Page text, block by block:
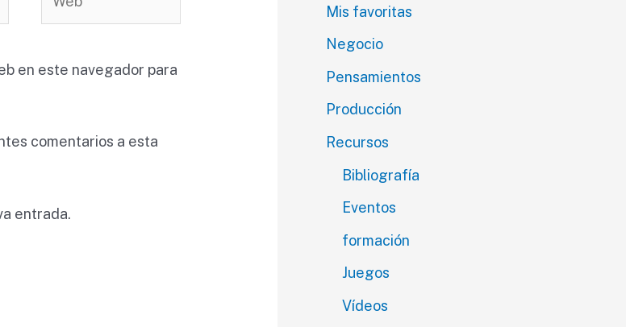
en este navegador para
comentarios a esta
entrada.
Mis favoritas
Negocio
Pensamientos
Producción
Recursos
Bibliografía
Eventos
formación
Juegos
Vídeos